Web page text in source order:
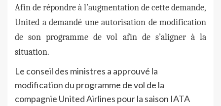
Afin de répondre à l’augmentation de cette demande,
United a demandé une autorisation de modification
de son programme de vol afin de s’aligner à la
situation.
Le conseil des ministres a approuvé la
modification du programme de vol de la
compagnie United Airlines pour la saison IATA